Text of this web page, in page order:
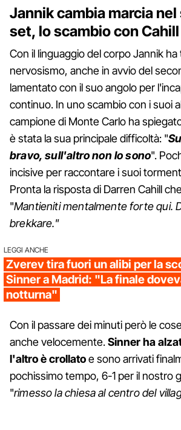
Jannik cambia marcia
set, lo scambio con Cahill
Con il linguaggio del corpo Jannik
nervosismo, anche in avvio del
lamentato con il suo angolo per
continuo. In uno scambio con i suoi
campione di Monte Carlo ha
è stata la sua principale difficoltà: "
bravo, sull'altro non lo sono".
incisive per raccontare i suoi
Pronta la risposta di Darren Cahill
"Mantieniti mentalmente forte qui.
brekkare."
LEGGI ANCHE
Zverev tira fuori un alibi per la
Sinner a Madrid: "La finale
notturna"
Con il passare dei minuti però le
anche velocemente.Sinner ha
l'altro è crollatoe sono arrivati
pochissimo tempo, 6-1 per il nostro
"rimesso la chiesa al centro del